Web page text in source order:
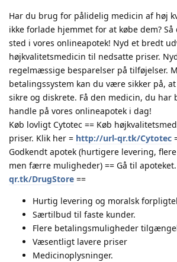
Har du brug for pålidelig medicin af høj
ikke forlade hjemmet for at købe dem?
sted i vores onlineapotek! Nyd et bredt
højkvalitetsmedicin til nedsatte priser.
regelmæssige besparelser på tilføjelser.
betalingssystem kan du være sikker på,
sikre og diskrete. Få den medicin, du har
handle på vores onlineapotek i dag!
Køb lovligt Cytotec == Køb
priser. Klik her = http://url-qr.tk/Cytotec
Godkendt apotek (hurtigere levering,
men færre muligheder) == Gå til
qr.tk/DrugStore ==
Hurtig levering og moralsk
Særtilbud til faste kunder.
Flere betalingsmuligheder
Væsentligt lavere priser
Medicinoplysninger.